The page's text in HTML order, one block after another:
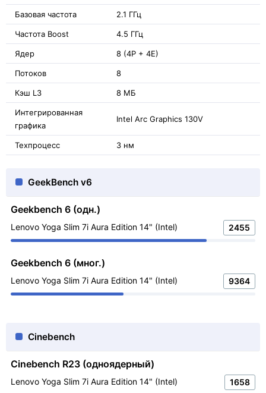
Базовая частота 2.1 ГГц
Частота Boost 4.5 ГГц
Ядер 8 (4P + 4E)
Потоков 8
Кэш L3 8 МБ
Интегрированная
графика
Intel Arc Graphics 130V
Техпроцесс 3 нм
GeekBench v6
Geekbench 6 (одн.)
Lenovo Yoga Slim 7i Aura Edition 14" (Intel) 2455
Geekbench 6 (мног.)
Lenovo Yoga Slim 7i Aura Edition 14" (Intel) 9364
Cinebench
Cinebench R23 (одноядерный)
Lenovo Yoga Slim 7i Aura Edition 14" (Intel) 1658